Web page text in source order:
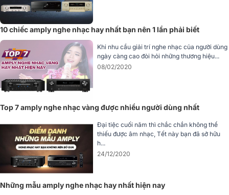
khiển từ xa, giúp người dùng thao tác dễ dàng hơn.
Kết nối đa dạng, hỗ trợ cả Bluetooth và Phono (MM)
Attessa Integrated không chỉ cung cấp các cổng kết nối digital và
analog mà còn hỗ trợ Bluetooth® aptX, cho phép phát nhạc không
10 chiếc amply nghe nhạc hay nhất bạn nên 1 lần phải biết
Khi nhu cầu giải trí nghe nhạc của người dùng
ngày càng cao đòi hỏi những thương hiệu...
08/02/2020
Top 7 amply nghe nhạc vàng được nhiều người dùng nhất
Đại tiệc cuối năm thì chắc chắn không thể
thiếu được âm nhạc, Tết này bạn đã sở hữu
h...
24/12/2020
Những mẫu amply nghe nhạc hay nhất hiện nay